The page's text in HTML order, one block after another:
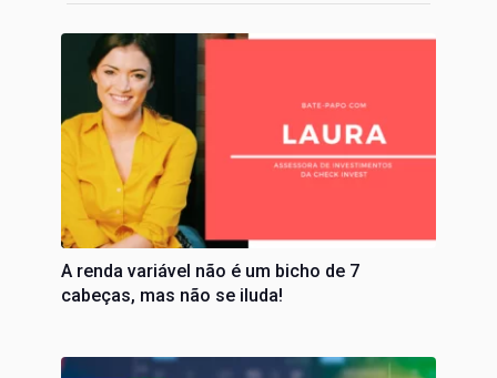
A renda variável não é um bicho de 7
cabeças, mas não se iluda!